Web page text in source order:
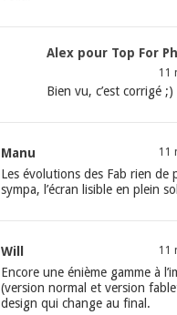
Alex pour Top For
11
Bien vu, c’est corrigé ;)
Manu 11
Les évolutions des Fab rien de
sympa, l’écran lisible en plein
Will 11
Encore une énième gamme à
(version normal et version
design qui change au final.